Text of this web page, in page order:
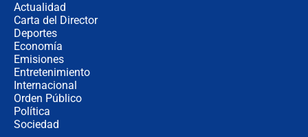
Actualidad
Carta del Director
Deportes
Economía
Emisiones
Entretenimiento
Internacional
Orden Público
Política
Sociedad